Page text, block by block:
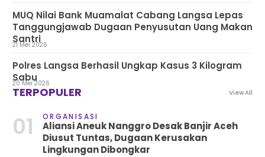
MUQ Nilai Bank Muamalat Cabang Langsa Lepas
Tanggungjawab Dugaan Penyusutan Uang Makan
Santri
21 Mei 2026
Polres Langsa Berhasil Ungkap Kasus 3 Kilogram
Sabu20 Mei 2026
TERPOPULER View All
01 ORGANISASI
Aliansi Aneuk Nanggro Desak Banjir Aceh
Diusut Tuntas, Dugaan Kerusakan
Lingkungan Dibongkar